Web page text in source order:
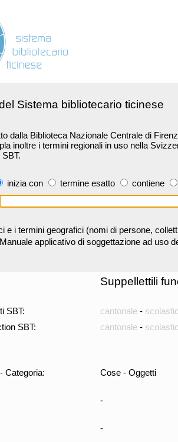
Sistema bibliotecario ticinese
dalla Biblioteca Nazionale Centrale di
inoltre i termini regionali in uso nella
inizia con termine esatto contiene
e i termini geografici (nomi di persone,
applicativo di soggettazione ad uso
Suppellettili
SBT: cantonale -
SBT:
cantonale -
Categoria: Cose - Oggetti
-
-